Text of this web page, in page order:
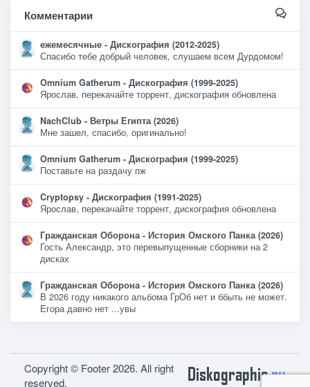
Комментарии
ежемесячные - Дискография (2012-2025)
Спасибо тебе добрый человек, слушаем всем Дурдомом!
Omnium Gatherum - Дискография (1999-2025)
Ярослав, перекачайте торрент, дискография обновлена
NachClub - Ветры Египта (2026)
Мне зашел, спасибо, оригинально!
Omnium Gatherum - Дискография (1999-2025)
Поставьте на раздачу пж
Cryptopsy - Дискография (1991-2025)
Ярослав, перекачайте торрент, дискография обновлена
Гражданская Оборона - История Омского Панка (2026)
Гость Александр, это перевыпущенные сборники на 2
дисках
Гражданская Оборона - История Омского Панка (2026)
В 2026 году никакого альбома ГрОб нет и ббыть не может.
Егора давно нет ...увы
Diskographieru
Copyright © Footer 2026. All right
reserved.